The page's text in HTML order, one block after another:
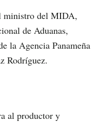
ministro del MIDA,
de Aduanas,
la Agencia Panameña
Rodríguez.
al productor y